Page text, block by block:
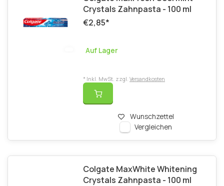
Crystals Zahnpasta - 100 ml
€2,85*
Auf Lager
Wunschzettel
Vergleichen
* Inkl. MwSt. zzgl. Versandkosten
Colgate MaxWhite Whitening
Crystals Zahnpasta - 100 ml